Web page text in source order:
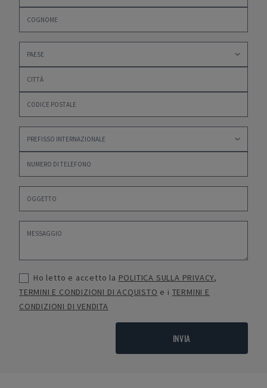
Ho letto e accetto la POLITICA SULLA PRIVACY,
TERMINI E CONDIZIONI DI ACQUISTO e i TERMINI E
CONDIZIONI DI VENDITA
INVIA